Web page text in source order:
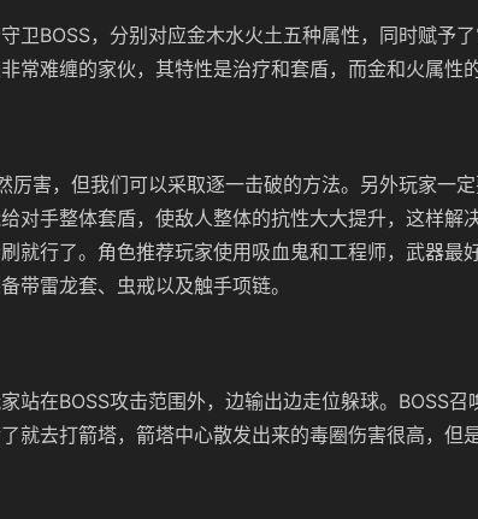
卫BOSS，分别对应金木水火土五种属性，同时赋予了
常难缠的家伙，其特性是治疗和套盾，而金和火属性
厉害，但我们可以采取逐一击破的方法。另外玩家一定
对手整体套盾，使敌人整体的抗性大大提升，这样解
就行了。角色推荐玩家使用吸血鬼和工程师，武器最
带雷龙套、虫戒以及触手项链。
站在BOSS攻击范围外，边输出边走位躲球。BOSS召
就去打箭塔，箭塔中心散发出来的毒圈伤害很高，但